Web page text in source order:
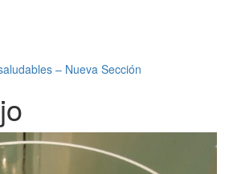
– Nueva Sección